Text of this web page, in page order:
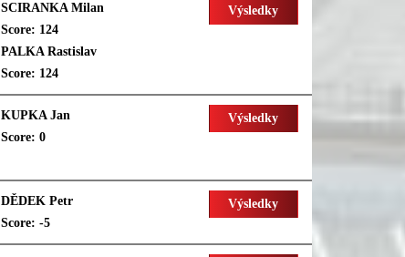
SCIRANKA Milan
Score: 124
Výsledky
PALKA Rastislav
Score: 124
KUPKA Jan
Score: 0
Výsledky
DĚDEK Petr
Score: -5
Výsledky